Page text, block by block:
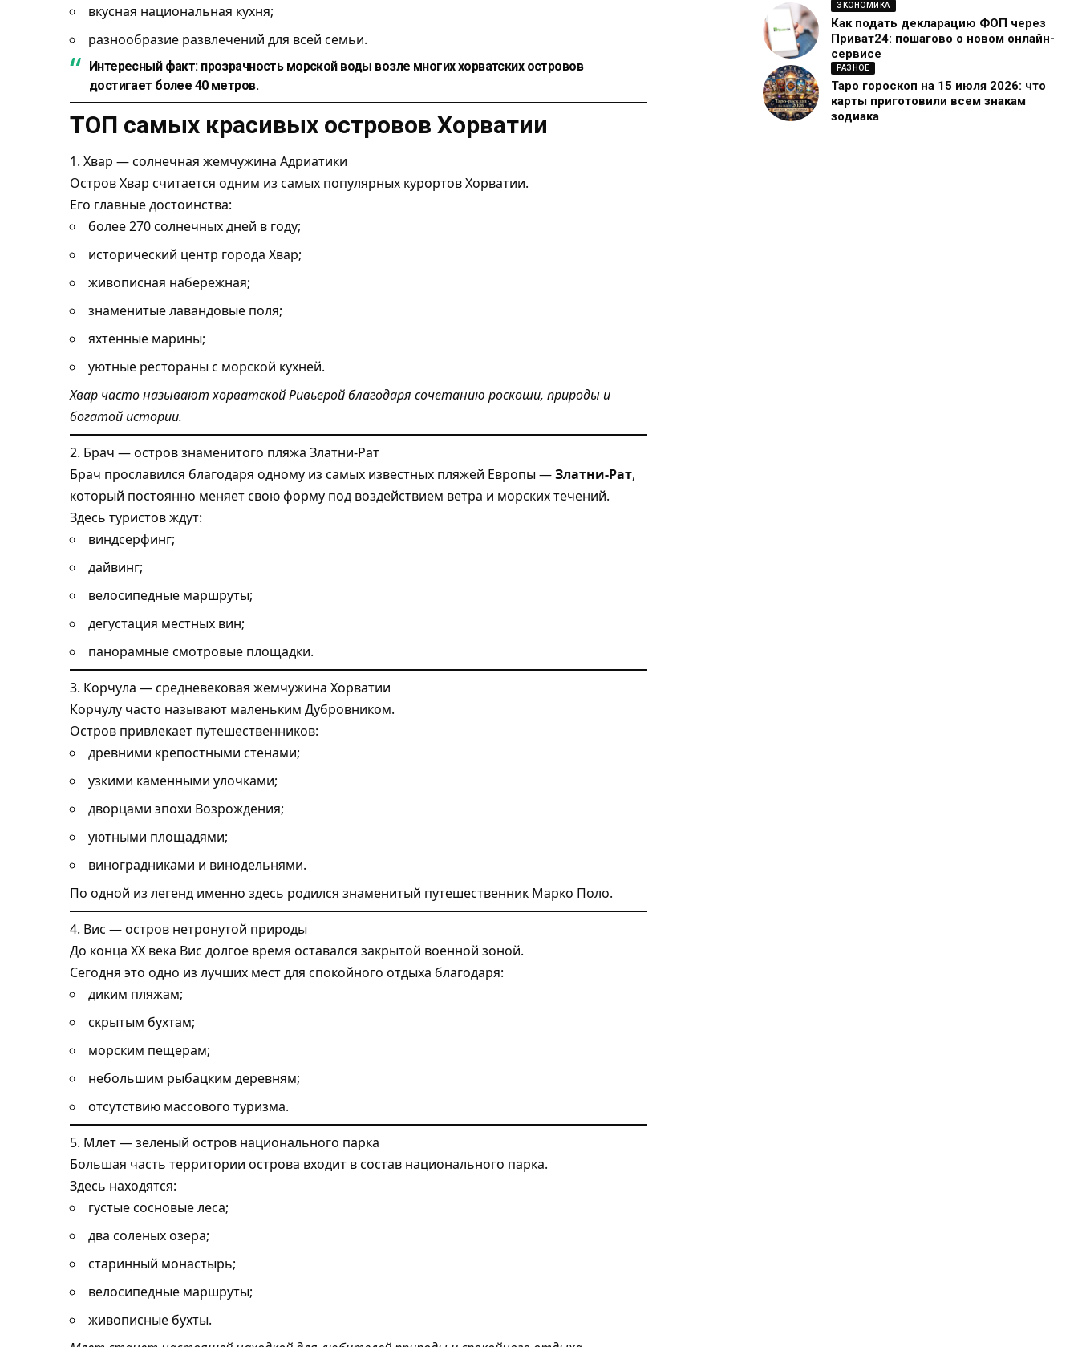
вкусная национальная кухня;
разнообразие развлечений для всей семьи.
Интересный факт:прозрачность морской воды возле многих хорватских островов
достигает более 40 метров.
ТОП самых красивых островов Хорватии
1. Хвар — солнечная жемчужина Адриатики
Остров Хвар считается одним из самых популярных курортов Хорватии.
Его главные достоинства:
более 270 солнечных дней в году;
исторический центр города Хвар;
живописная набережная;
знаменитые лавандовые поля;
яхтенные марины;
уютные рестораны с морской кухней.
Хвар часто называют хорватской Ривьерой благодаря сочетанию роскоши, природы и
богатой истории.
2. Брач — остров знаменитого пляжа Златни-Рат
Брач прославился благодаря одному из самых известных пляжей Европы —Златни-Рат,
который постоянно меняет свою форму под воздействием ветра и морских течений.
Здесь туристов ждут:
виндсерфинг;
дайвинг;
велосипедные маршруты;
дегустация местных вин;
панорамные смотровые площадки.
3. Корчула — средневековая жемчужина Хорватии
Корчулу часто называют маленьким Дубровником.
Остров привлекает путешественников:
древними крепостными стенами;
узкими каменными улочками;
дворцами эпохи Возрождения;
уютными площадями;
виноградниками и винодельнями.
По одной из легенд именно здесь родился знаменитый путешественник Марко Поло.
4. Вис — остров нетронутой природы
До конца XX века Вис долгое время оставался закрытой военной зоной.
Сегодня это одно из лучших мест для спокойного отдыха благодаря:
диким пляжам;
скрытым бухтам;
морским пещерам;
небольшим рыбацким деревням;
отсутствию массового туризма.
5. Млет — зеленый остров национального парка
Большая часть территории острова входит в состав национального парка.
Здесь находятся:
густые сосновые леса;
два соленых озера;
старинный монастырь;
велосипедные маршруты;
живописные бухты.
ЭКОНОМИКА
Как подать декларацию ФОП через
Приват24: пошагово о новом онлайн-
сервисе
РАЗНОЕ
Таро гороскоп на 15 июля 2026: что
карты приготовили всем знакам
зодиака